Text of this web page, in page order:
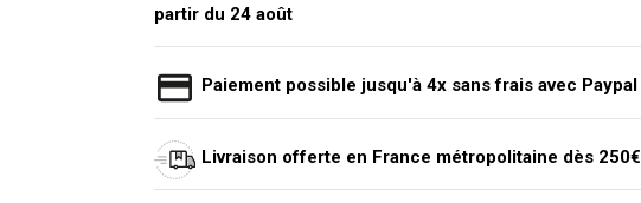
partir du 24 août
Paiement possible jusqu'à 4x sans frais avec Paypal
Livraison offerte en France métropolitaine dès 250€